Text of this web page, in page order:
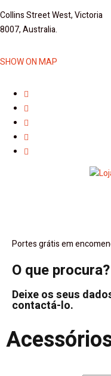
Collins Street West, Victoria
8007, Australia.
SHOW ON MAP
Portes grátis em
O que procura?
Deixe os seus
contactá-lo.